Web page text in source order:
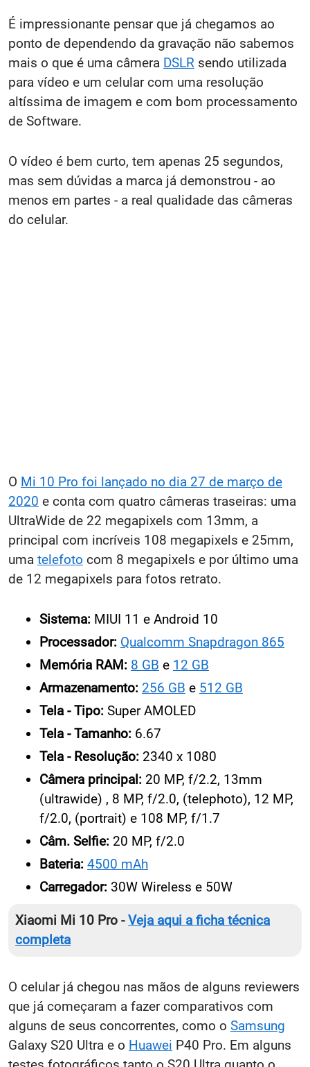
É impressionante pensar que já chegamos ao
ponto de dependendo da gravação não sabemos
mais o que é uma câmera DSLR sendo utilizada
para vídeo e um celular com uma resolução
altíssima de imagem e com bom processamento
de Software.
O vídeo é bem curto, tem apenas 25 segundos,
mas sem dúvidas a marca já demonstrou - ao
menos em partes - a real qualidade das câmeras
do celular.
O Mi 10 Pro foi lançado no dia 27 de março de
2020 e conta com quatro câmeras traseiras: uma
UltraWide de 22 megapixels com 13mm, a
principal com incríveis 108 megapixels e 25mm,
uma telefoto com 8 megapixels e por último uma
de 12 megapixels para fotos retrato.
Sistema: MIUI 11 e Android 10
Processador: Qualcomm Snapdragon 865
Memória RAM: 8 GB e 12 GB
Armazenamento: 256 GB e 512 GB
Tela - Tipo: Super AMOLED
Tela - Tamanho: 6.67
Tela - Resolução: 2340 x 1080
Câmera principal: 20 MP, f/2.2, 13mm
(ultrawide) , 8 MP, f/2.0, (telephoto), 12 MP,
f/2.0, (portrait) e 108 MP, f/1.7
Câm. Selfie: 20 MP, f/2.0
Bateria: 4500 mAh
Carregador: 30W Wireless e 50W
Xiaomi Mi 10 Pro -Veja aqui a ficha técnica
completa
O celular já chegou nas mãos de alguns reviewers
que já começaram a fazer comparativos com
alguns de seus concorrentes, como o Samsung
Galaxy S20 Ultra e o Huawei P40 Pro. Em alguns